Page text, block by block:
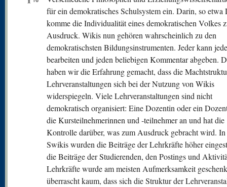
für ein demokratisches Schulsystem ein. Darin, so etwa
komme die Individualität eines demokratischen Volkes
Ausdruck. Wikis nun gehören wahrscheinlich zu den
demokratischsten Bildungsinstrumenten. Jeder kann
bearbeiten und jeden beliebigen Kommentar abgeben.
haben wir die Erfahrung gemacht, dass die
Lehrveranstaltungen sich bei der Nutzung von Wikis
widerspiegeln. Viele Lehrveranstaltungen sind nicht
demokratisch organisiert: Eine Dozentin oder ein
die Kursteilnehmerinnen und ‑teilnehmer an und hat die
Kontrolle darüber, was zum Ausdruck gebracht wird. In
Swikis wurden die Beiträge der Lehrkräfte höher
die Beiträge der Studierenden, den Postings und
Lehrkräfte wurde am meisten Aufmerksamkeit
überrascht kaum, dass sich die Struktur der